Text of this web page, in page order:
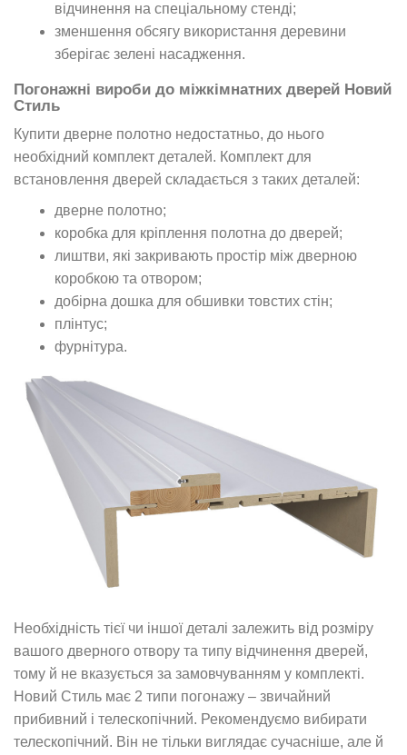
відчинення на спеціальному стенді;
зменшення обсягу використання деревини
зберігає зелені насадження.
Погонажні вироби до міжкімнатних дверей Новий
Стиль
Купити дверне полотно недостатньо, до нього
необхідний комплект деталей. Комплект для
встановлення дверей складається з таких деталей:
дверне полотно;
коробка для кріплення полотна до дверей;
лиштви, які закривають простір між дверною
коробкою та отвором;
добірна дошка для обшивки товстих стін;
плінтус;
фурнітура.
Необхідність тієї чи іншої деталі залежить від розміру
вашого дверного отвору та типу відчинення дверей,
тому й не вказується за замовчуванням у комплекті.
Новий Стиль має 2 типи погонажу – звичайний
прибивний і телескопічний. Рекомендуємо вибирати
телескопічний. Він не тільки виглядає сучасніше, але й